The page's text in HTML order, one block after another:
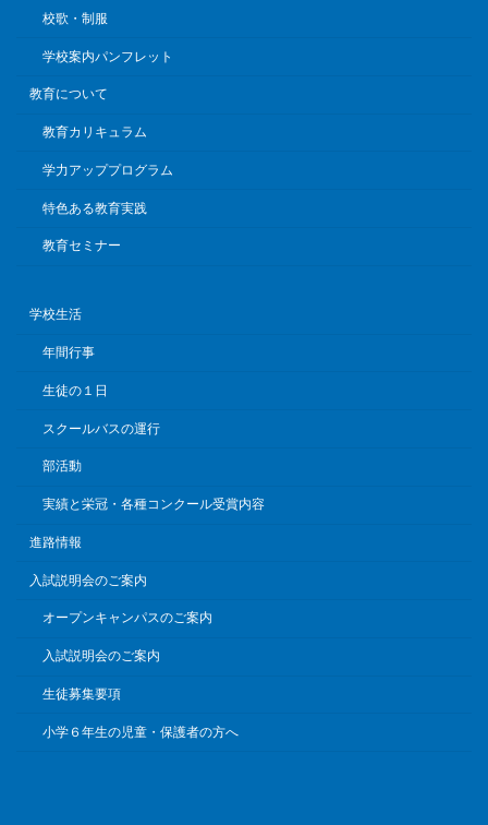
校歌・制服
学校案内パンフレット
教育について
教育カリキュラム
学力アッププログラム
特色ある教育実践
教育セミナー
学校生活
年間行事
生徒の１日
スクールバスの運行
部活動
実績と栄冠・各種コンクール受賞内容
進路情報
入試説明会のご案内
オープンキャンパスのご案内
入試説明会のご案内
生徒募集要項
小学６年生の児童・保護者の方へ